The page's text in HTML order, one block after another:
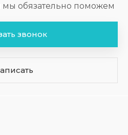
мы обязательно поможем
звонок